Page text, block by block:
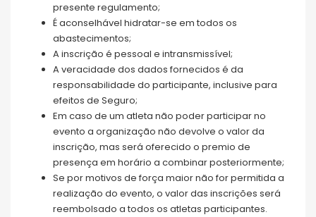
presente regulamento;
É aconselhável hidratar-se em todos os
abastecimentos;
A inscrição é pessoal e intransmissível;
A veracidade dos dados fornecidos é da
responsabilidade do participante, inclusive para
efeitos de Seguro;
Em caso de um atleta não poder participar no
evento a organização não devolve o valor da
inscrição, mas será oferecido o premio de
presença em horário a combinar posteriormente;
Se por motivos de força maior não for permitida a
realização do evento, o valor das inscrições será
reembolsado a todos os atletas participantes.